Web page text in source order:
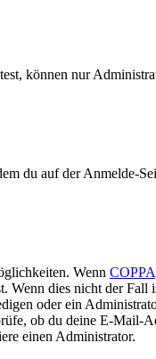
können nur
du auf der Anmelde-
Wenn COPPA
Wenn dies nicht der
oder ein
ob du deine E-Mail-
einen Administrator.